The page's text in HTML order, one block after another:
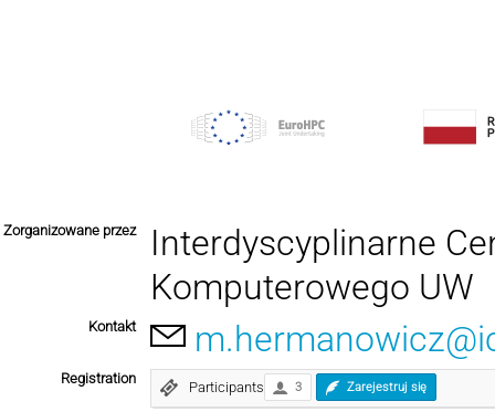
Zorganizowane przez
Interdyscyplinarne
Komputerowego UW
Kontakt
Registration
Participants 3 Zarejestruj się